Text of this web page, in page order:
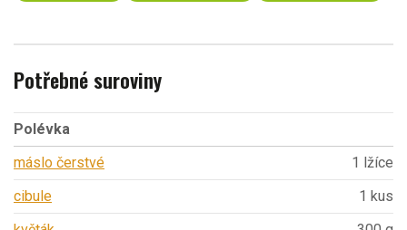
Potřebné suroviny
Polévka
máslo čerstvé
1 lžíce
cibule
1 kus